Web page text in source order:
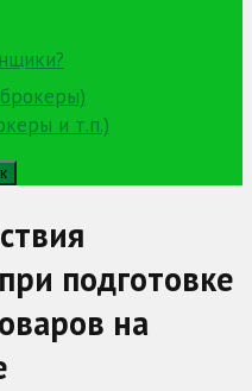
и т.п.)
подготовке
на